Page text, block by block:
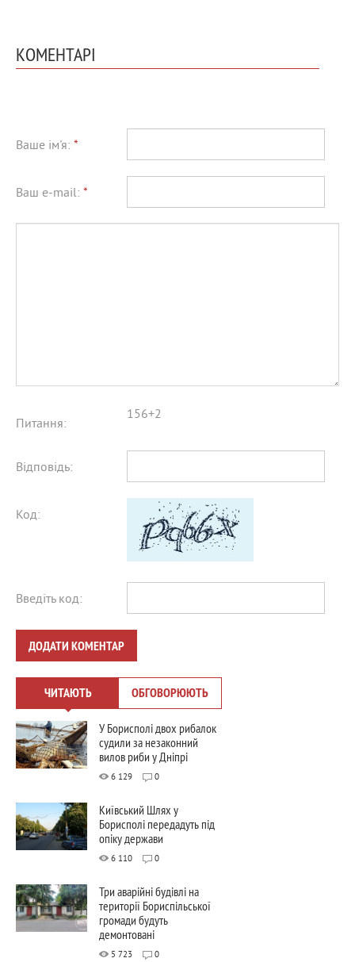
КОМЕНТАРІ
Ваше ім'я: *
Ваш e-mail: *
Питання:
156+2
Відповідь:
Код:
Введіть код:
ДОДАТИ КОМЕНТАР
ЧИТАЮТЬ ОБГОВОРЮЮТЬ
У Борисполі двох рибалок
судили за незаконний
вилов риби у Дніпрі
6 129 0
Київський Шлях у
Борисполі передадуть під
опіку держави
6 110 0
Три аварійні будівлі на
території Бориспільської
громади будуть
демонтовані
5 723 0